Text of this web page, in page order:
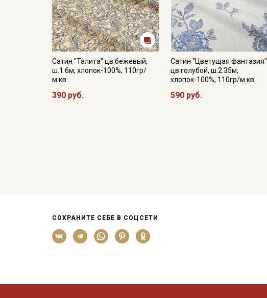
Сатин "Талита" цв.бежевый,
ш.1.6м, хлопок-100%, 110гр/
м.кв
390 руб.
Сатин "Цветущая фантазия"
цв.голубой, ш.2.35м,
хлопок-100%, 110гр/м.кв
590 руб.
СОХРАНИТЕ СЕБЕ В СОЦСЕТИ